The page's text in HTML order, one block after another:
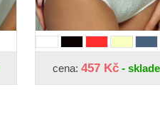
cena: 457 Kč -